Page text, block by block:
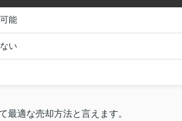
能
い
最適な売却方法と言えます。